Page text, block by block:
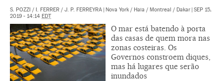
S. POZZI / I. FERRER / J. P. FERREYRA | Nova York / Haia / Montreal / Dakar | SEP 15,
2019 - 14:14 EDT
O mar está batendo à porta
das casas de quem mora nas
zonas costeiras. Os
Governos constroem diques,
mas há lugares que serão
inundados